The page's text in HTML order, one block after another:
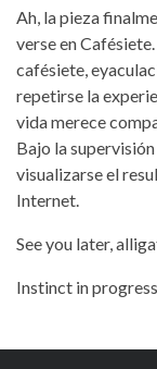
Ah, la pieza
verse en
cafésiete,
repetirse la
vida merece
Bajo la
visualizarse el
Internet.
See you later,
Instinct in